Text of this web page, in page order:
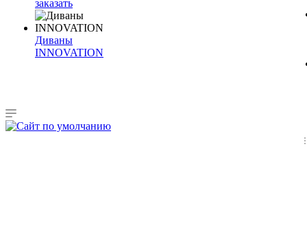
заказать
Диваны
INNOVATION